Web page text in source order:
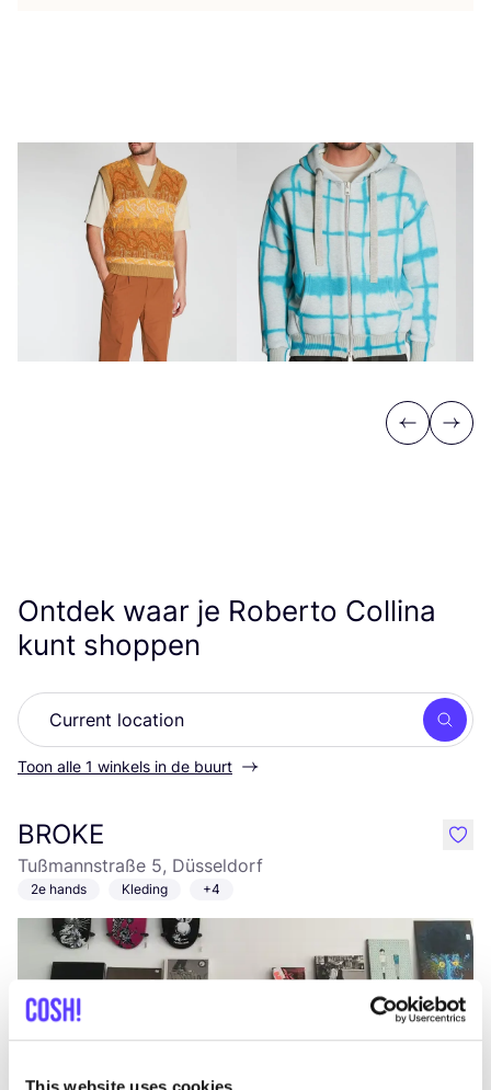
Previous
Next
Ontdek waar je Roberto Collina
kunt shoppen
Zoek
Toon alle 1 winkels in de buurt
BROKE
Tußmannstraße 5, Düsseldorf
2e hands Kleding +4
like